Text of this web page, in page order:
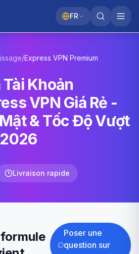
FR
/Express VPN Premium
Khoản
VPN Giá Rẻ -
& Tốc Độ Vượt
Livraison rapide
Poser une
question sur